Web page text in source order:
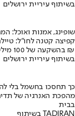
בשיתוף עיריית ירושלים
שופינג, אמנות ואוכל:
קפיצה קטנה לחו"ל:
בהשקעה של 100 מיליון ₪
בשיתוף עיריית ירושלים
כך תחסכו בחשמל בלי
מהפכת האנרגיה של
בבית
בשיתוף TADIRAN